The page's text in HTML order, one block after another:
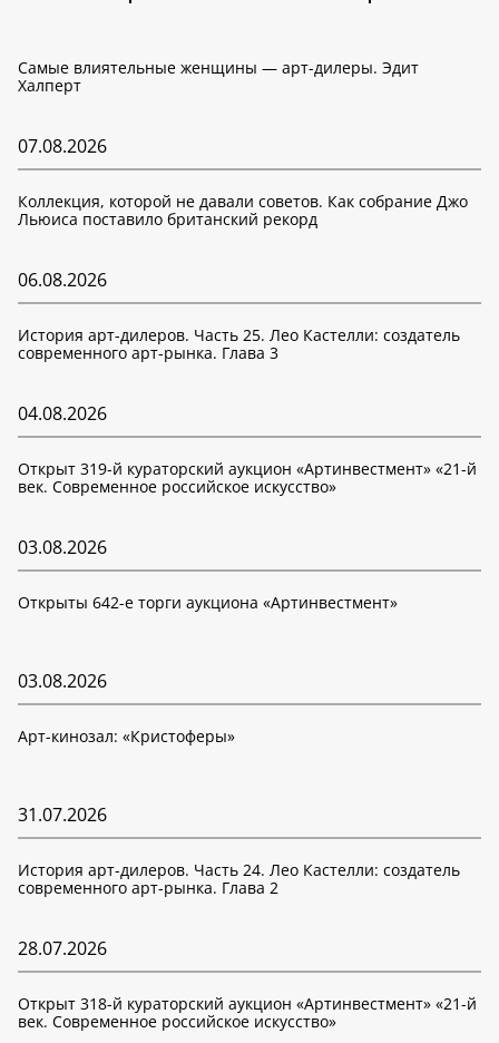
Самые влиятельные женщины — арт-дилеры. Эдит
Халперт
07.08.2026
Коллекция, которой не давали советов. Как собрание Джо
Льюиса поставило британский рекорд
06.08.2026
История арт-дилеров. Часть 25. Лео Кастелли: создатель
современного арт-рынка. Глава 3
04.08.2026
Открыт 319-й кураторский аукцион «Артинвестмент» «21-й
век. Современное российское искусство»
03.08.2026
Открыты 642-е торги аукциона «Артинвестмент»
03.08.2026
Арт-кинозал: «Кристоферы»
31.07.2026
История арт-дилеров. Часть 24. Лео Кастелли: создатель
современного арт-рынка. Глава 2
28.07.2026
Открыт 318-й кураторский аукцион «Артинвестмент» «21-й
век. Современное российское искусство»